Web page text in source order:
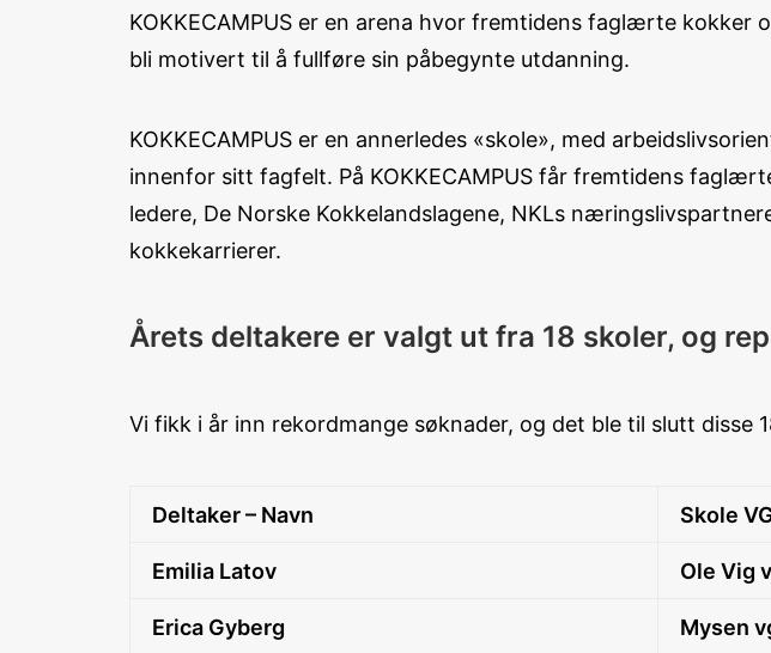
KOKKECAMPUS er en arena hvor fremtidens faglærte
bli motivert til å fullføre sin påbegynte utdanning.
KOKKECAMPUS er en annerledes «skole», med
innenfor sitt fagfelt. På KOKKECAMPUS får fremtidens
ledere, De Norske Kokkelandslagene, NKLs
kokkekarrierer.
Årets deltakere er valgt ut fra 18 skoler, og
Vi fikk i år inn rekordmange søknader, og det ble til slutt disse
Deltaker – Navn Skole
Emilia Latov Ole Vig
Erica Gyberg Mysen